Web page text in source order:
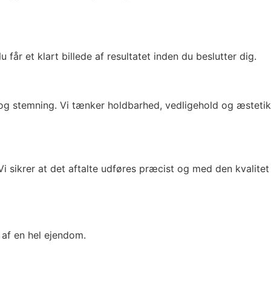
får et klart billede af resultatet inden du beslutter dig.
stemning. Vi tænker holdbarhed, vedligehold og æstetik
sikrer at det aftalte udføres præcist og med den kvalitet
en hel ejendom.